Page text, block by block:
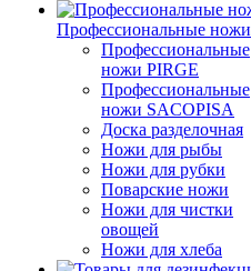
Профессиональные ножи
Профессиональные
ножи PIRGE
Профессиональные
ножи SACOPISA
Доска разделочная
Ножи для рыбы
Ножи для рубки
Поварские ножи
Ножи для чистки
овощей
Ножи для хлеба